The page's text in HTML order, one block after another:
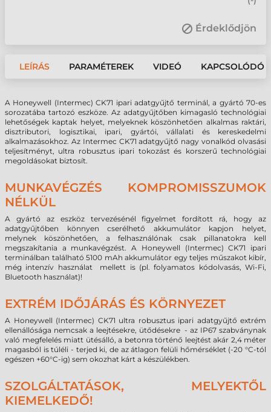
Érdeklődjön
LEÍRÁS PARAMÉTEREK VIDEÓ KAPCSOLÓDÓ
A Honeywell (Intermec) CK71 ipari adatgyűjtő terminál, a gyártó 70-es
sorozatába tartozó eszköze. Az adatgyűjtőben kimagasló technológiai
lehetőségek kaptak helyet, melyeknek köszönhetően alkalmas raktári,
disztributori, logisztikai, ipari, gyártói, vállalati és kereskedelmi
alkalmazásokhoz. Az Intermec CK71 adatgyűjtő nagy vonalkód olvasási
teljesítményt, ultra robusztus ipari tokozást és korszerű technológiai
megoldásokat biztosít.
MUNKAVÉGZÉS KOMPROMISSZUMOK
NÉLKÜL
A gyártó az eszköz tervezésénél figyelmet fordított rá, hogy az
adatgyűjtőben könnyen cserélhető akkumulátor kapjon helyet,
melynek köszönhetően, a felhasználónak csak pillanatokra kell
megszakítania a munkavégzést. A Honeywell (Intermec) CK71 ipari
terminálban található 5100 mAh akkumulátor egy teljes műszakot kibír,
még intenzív használat mellett is (pl. folyamatos kódolvasás, Wi-Fi,
Bluetooth használat)!
EXTRÉM IDŐJÁRÁS ÉS KÖRNYEZET
A Honeywell (Intermec) CK71 ultra robusztus ipari adatgyűjtő extrém
ellenállósága nemcsak a leejtésekre, ütődésekre - az IP67 szabványnak
való megfelelés miatt ütésálló, a betonra történő leejtést akár 2,4 méter
magasból is túléli - terjed ki, de az átlagon felüli hőmérséklet (-20 °C-tól
egészen +60°C-ig) sem okozhat kárt a készülékben.
SZOLGÁLTATÁSOK, MELYEKTŐL
KIEMELKEDŐ!